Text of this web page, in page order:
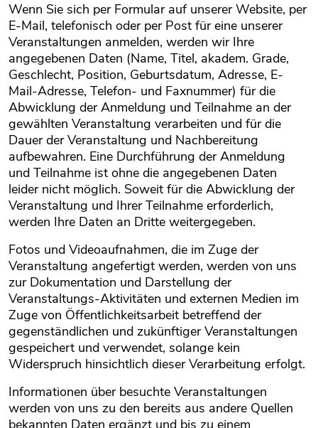
Wenn Sie sich per Formular auf unserer Website, per
E-Mail, telefonisch oder per Post für eine unserer
Veranstaltungen anmelden, werden wir Ihre
angegebenen Daten (Name, Titel, akadem. Grade,
Geschlecht, Position, Geburtsdatum, Adresse, E-
Mail-Adresse, Telefon- und Faxnummer) für die
Abwicklung der Anmeldung und Teilnahme an der
gewählten Veranstaltung verarbeiten und für die
Dauer der Veranstaltung und Nachbereitung
aufbewahren. Eine Durchführung der Anmeldung
und Teilnahme ist ohne die angegebenen Daten
leider nicht möglich. Soweit für die Abwicklung der
Veranstaltung und Ihrer Teilnahme erforderlich,
werden Ihre Daten an Dritte weitergegeben.
Fotos und Videoaufnahmen, die im Zuge der
Veranstaltung angefertigt werden, werden von uns
zur Dokumentation und Darstellung der
Veranstaltungs-Aktivitäten und externen Medien im
Zuge von Öffentlichkeitsarbeit betreffend der
gegenständlichen und zukünftiger Veranstaltungen
gespeichert und verwendet, solange kein
Widerspruch hinsichtlich dieser Verarbeitung erfolgt.
Informationen über besuchte Veranstaltungen
werden von uns zu den bereits aus andere Quellen